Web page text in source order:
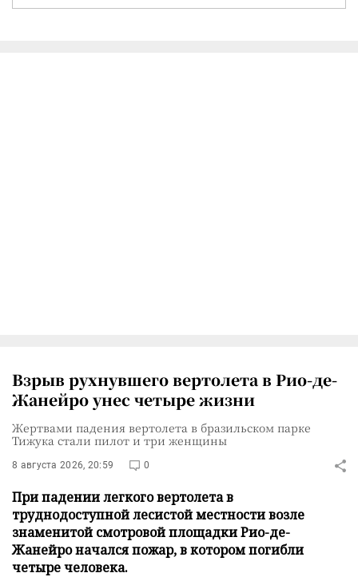
Взрыв рухнувшего вертолета в Рио-де-
Жанейро унес четыре жизни
Жертвами падения вертолета в бразильском парке
Тижука стали пилот и три женщины
8 августа 2026, 20:59 0
При падении легкого вертолета в
труднодоступной лесистой местности возле
знаменитой смотровой площадки Рио-де-
Жанейро начался пожар, в котором погибли
четыре человека.